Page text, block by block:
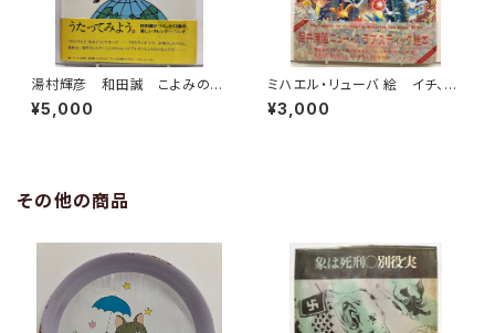
湯村輝彦 和田誠 こよみのこ
よみ 詞・局 和田誠 1977
年 初版 帯 すばる書房
¥5,000
ミハエル・リューバ 絵 イチ、ニ
のサン！ 筒井康隆 作 1986
年 初版 帯 河出書房新社
¥3,000
その他の商品